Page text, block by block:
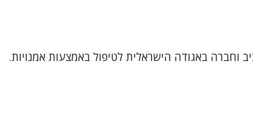
וחברה באגודה הישראלית לטיפול באמצעות אמנויות.